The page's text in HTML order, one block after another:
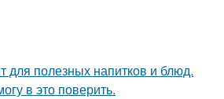
для полезных напитков и блюд.
в это поверить.